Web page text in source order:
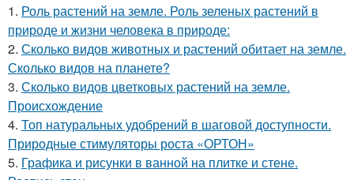
1. Роль растений на земле. Роль зеленых растений в
природе и жизни человека в природе:
2. Сколько видов животных и растений обитает на земле.
Сколько видов на планете?
3. Сколько видов цветковых растений на земле.
Происхождение
4. Топ натуральных удобрений в шаговой доступности.
Природные стимуляторы роста «ОРТОН»
5. Графика и рисунки в ванной на плитке и стене.